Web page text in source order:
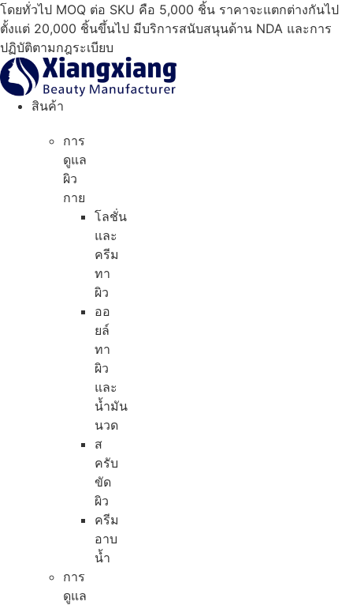
ข้าม
ไป
ที่
เนื้อหา
โดยทั่วไป MOQ ต่อ SKU คือ 5,000 ชิ้น ราคาจะแตกต่างกันไป
ตั้งแต่ 20,000 ชิ้นขึ้นไป มีบริการสนับสนุนด้าน NDA และการ
ปฏิบัติตามกฎระเบียบ
สินค้า
การ
ดูแล
ผิว
กาย
โลชั่น
และ
ครีม
ทา
ผิว
ออ
ยล์
ทา
ผิว
และ
น้ำมัน
นวด
ส
ครับ
ขัด
ผิว
ครีม
อาบ
น้ำ
การ
ดูแล